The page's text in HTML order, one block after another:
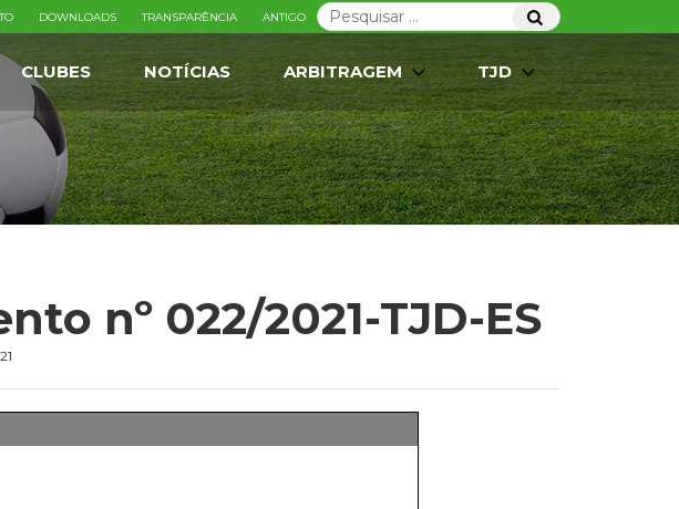
Pesquisar
por:
Pesquisar
DOWNLOADS TRANSPARÊNCIA ANTIGO
CLUBES NOTÍCIAS ARBITRAGEM TJD
nº 022/2021-TJD-ES